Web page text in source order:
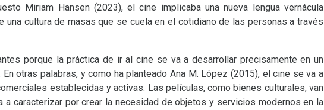
Miriam Hansen (2023), el cine implicaba una nueva lengua vernácula
una cultura de masas que se cuela en el cotidiano de las personas a través
porque la práctica de ir al cine se va a desarrollar precisamente en un
otras palabras, y como ha planteado Ana M. López (2015), el cine se va a
establecidas y activas. Las películas, como bienes culturales, van
a caracterizar por crear la necesidad de objetos y servicios modernos en la